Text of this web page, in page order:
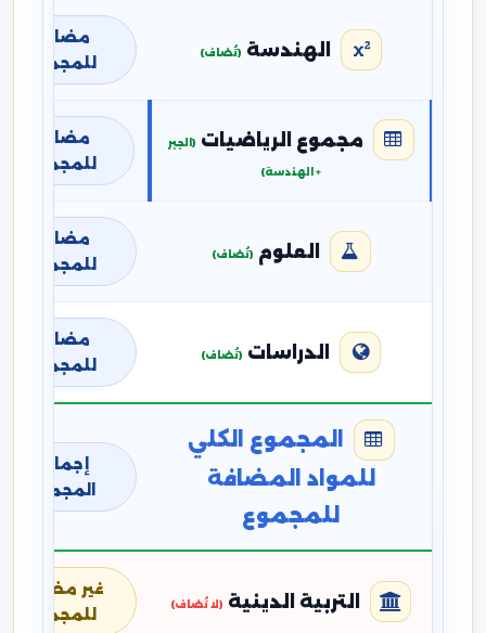
الهندسة (تُضاف)
مضافة
للمجموع
مجموع الرياضيات (الجبر
+ الهندسة)
مضافة
للمجموع
العلوم (تُضاف)
مضافة
للمجموع
الدراسات (تُضاف)
مضافة
للمجموع
المجموع الكلي
للمواد المضافة
للمجموع
إجمالي
المجموع
التربية الدينية (لا تُضاف)
غير مضافة
للمجموع